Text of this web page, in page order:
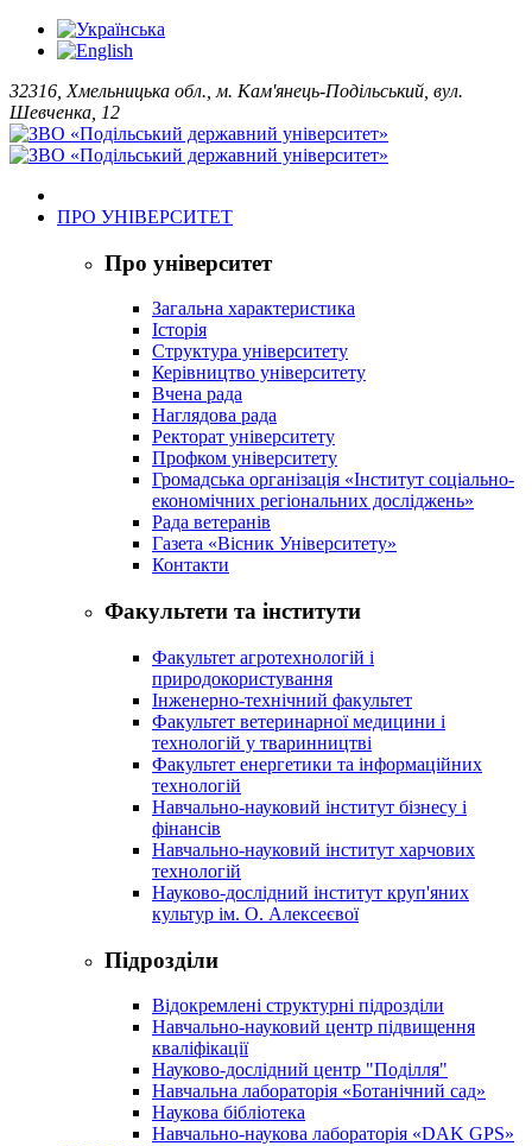
32316, Хмельницька обл., м. Кам'янець-Подільський, вул.
Шевченка, 12
ПРО УНІВЕРСИТЕТ
Про університет
Загальна характеристика
Історія
Структура університету
Керівництво університету
Вчена рада
Наглядова рада
Ректорат університету
Профком університету
Громадська організація «Інститут соціально-
економічних регіональних досліджень»
Рада ветеранів
Газета «Вісник Університету»
Контакти
Факультети та інститути
Факультет агротехнологій і
природокористування
Інженерно-технічний факультет
Факультет ветеринарної медицини і
технологій у тваринництві
Факультет енергетики та інформаційних
технологій
Навчально-науковий інститут бізнесу і
фінансів
Навчально-науковий інститут харчових
технологій
Науково-дослідний інститут круп'яних
культур ім. О. Алексеєвої
Підрозділи
Відокремлені структурні підрозділи
Навчально-науковий центр підвищення
кваліфікації
Науково-дослідний центр "Поділля"
Навчальна лабораторія «Ботанічний сад»
Наукова бібліотека
Навчально-наукова лабораторія «DAK GPS»